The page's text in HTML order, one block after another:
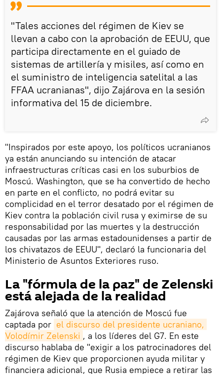
"Tales acciones del régimen de Kiev se
llevan a cabo con la aprobación de EEUU, que
participa directamente en el guiado de
sistemas de artillería y misiles, así como en
el suministro de inteligencia satelital a las
FFAA ucranianas", dijo Zajárova en la sesión
informativa del 15 de diciembre.
"Inspirados por este apoyo, los políticos ucranianos
ya están anunciando su intención de atacar
infraestructuras críticas casi en los suburbios de
Moscú. Washington, que se ha convertido de hecho
en parte en el conflicto, no podrá evitar su
complicidad en el terror desatado por el régimen de
Kiev contra la población civil rusa y eximirse de su
responsabilidad por las muertes y la destrucción
causadas por las armas estadounidenses a partir de
los chivatazos de EEUU", declaró la funcionaria del
Ministerio de Asuntos Exteriores ruso.
La "fórmula de la paz" de Zelenski
está alejada de la realidad
Zajárova señaló que la atención de Moscú fue
captada por el discurso del presidente ucraniano,
Volodímir Zelenski , a los líderes del G7. En este
discurso hablaba de "exigir a los patrocinadores del
régimen de Kiev que proporcionen ayuda militar y
financiera adicional, que Rusia empiece a retirar las